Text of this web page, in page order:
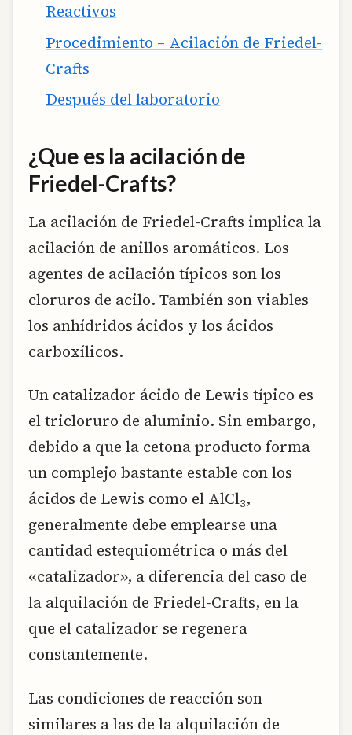
Reactivos
Procedimiento – Acilación de Friedel-
Crafts
Después del laboratorio
¿Que es la acilación de
Friedel-Crafts?
La acilación de Friedel-Crafts implica la
acilación de anillos aromáticos. Los
agentes de acilación típicos son los
cloruros de acilo. También son viables
los anhídridos ácidos y los ácidos
carboxílicos.
Un catalizador ácido de Lewis típico es
el tricloruro de aluminio. Sin embargo,
debido a que la cetona producto forma
un complejo bastante estable con los
ácidos de Lewis como el AlCl3,
generalmente debe emplearse una
cantidad estequiométrica o más del
«catalizador», a diferencia del caso de
la alquilación de Friedel-Crafts, en la
que el catalizador se regenera
constantemente.
Las condiciones de reacción son
similares a las de la alquilación de